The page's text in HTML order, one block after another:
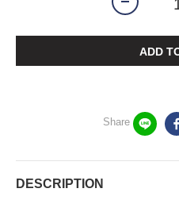
ADD
Share
DESCRIPTION